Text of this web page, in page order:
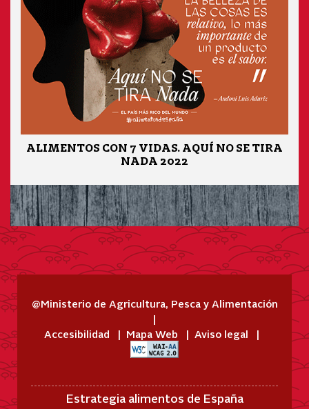
ALIMENTOS CON 7 VIDAS. AQUÍ NO SE TIRA
NADA 2022
@Ministerio de Agricultura, Pesca y Alimentación
Accesibilidad Mapa Web Aviso legal
Estrategia alimentos de España